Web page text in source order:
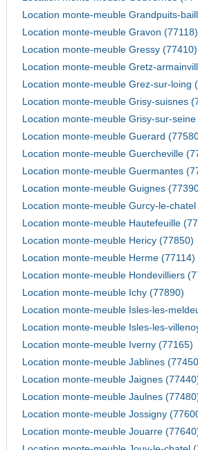
Location monte-meuble Grandpuits-
Location monte-meuble Gravon (77118)
Location monte-meuble Gressy (77410)
Location monte-meuble Gretz-
Location monte-meuble Grez-sur-loing
Location monte-meuble Grisy-suisnes
Location monte-meuble Grisy-sur-
Location monte-meuble Guerard
Location monte-meuble Guercheville
Location monte-meuble Guermantes
Location monte-meuble Guignes
Location monte-meuble Gurcy-le-
Location monte-meuble Hautefeuille
Location monte-meuble Hericy (77850)
Location monte-meuble Herme (77114)
Location monte-meuble Hondevilliers
Location monte-meuble Ichy (77890)
Location monte-meuble Isles-les-
Location monte-meuble Isles-les-
Location monte-meuble Iverny (77165)
Location monte-meuble Jablines
Location monte-meuble Jaignes
Location monte-meuble Jaulnes
Location monte-meuble Jossigny
Location monte-meuble Jouarre